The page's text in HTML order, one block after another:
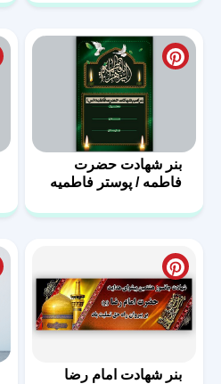
بنر شهادت حضرت
فاطمه / پوستر فاطمیه
بنر شهادت امام رضا